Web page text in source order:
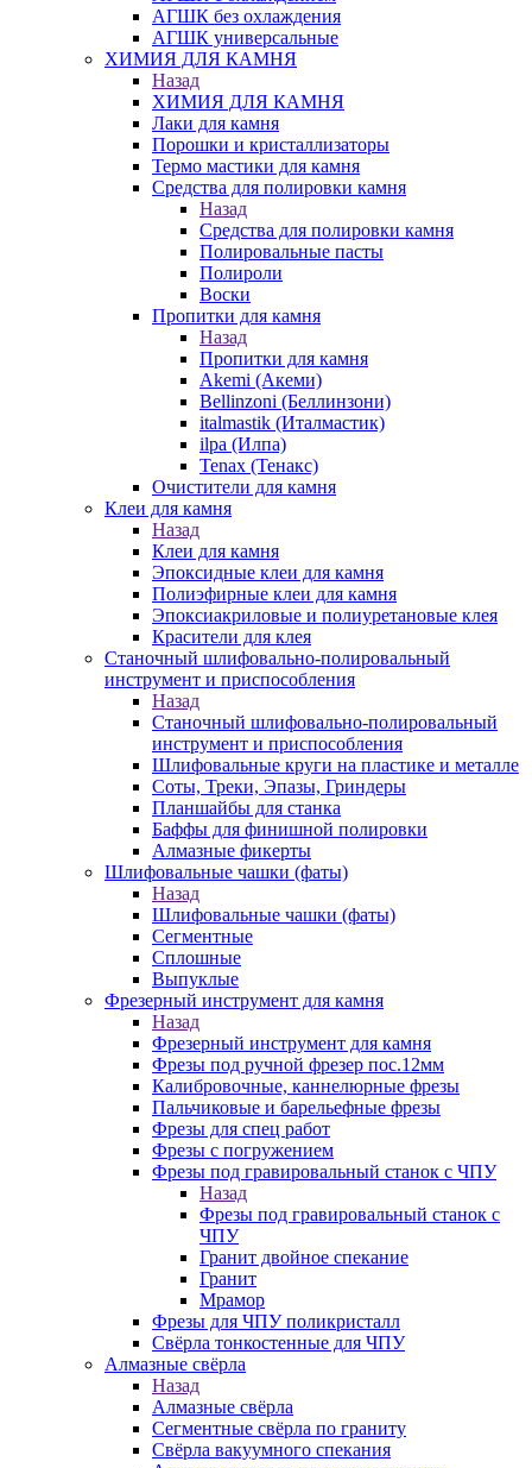
АГШК без охлаждения
АГШК универсальные
ХИМИЯ ДЛЯ КАМНЯ
Назад
ХИМИЯ ДЛЯ КАМНЯ
Лаки для камня
Порошки и кристаллизаторы
Термо мастики для камня
Средства для полировки камня
Назад
Средства для полировки камня
Полировальные пасты
Полироли
Воски
Пропитки для камня
Назад
Пропитки для камня
Akemi (Акеми)
Bellinzoni (Беллинзони)
italmastik (Италмастик)
ilpa (Илпа)
Tenax (Тенакс)
Очистители для камня
Клеи для камня
Назад
Клеи для камня
Эпоксидные клеи для камня
Полиэфирные клеи для камня
Эпоксиакриловые и полиуретановые клея
Красители для клея
Станочный шлифовально-полировальный
инструмент и приспособления
Назад
Станочный шлифовально-полировальный
инструмент и приспособления
Шлифовальные круги на пластике и металле
Соты, Треки, Эпазы, Гриндеры
Планшайбы для станка
Баффы для финишной полировки
Алмазные фикерты
Шлифовальные чашки (фаты)
Назад
Шлифовальные чашки (фаты)
Сегментные
Сплошные
Выпуклые
Фрезерный инструмент для камня
Назад
Фрезерный инструмент для камня
Фрезы под ручной фрезер пос.12мм
Калибровочные, каннелюрные фрезы
Пальчиковые и барельефные фрезы
Фрезы для спец работ
Фрезы с погружением
Фрезы под гравировальный станок с ЧПУ
Назад
Фрезы под гравировальный станок с
ЧПУ
Гранит двойное спекание
Гранит
Мрамор
Фрезы для ЧПУ поликристалл
Свёрла тонкостенные для ЧПУ
Алмазные свёрла
Назад
Алмазные свёрла
Сегментные свёрла по граниту
Свёрла вакуумного спекания